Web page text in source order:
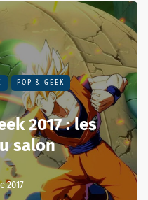
POP & GEEK
2017 : les
salon
2017